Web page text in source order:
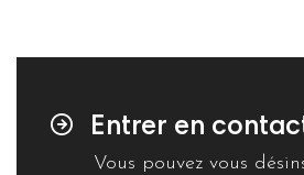
Entrer en
Vous pouvez vous